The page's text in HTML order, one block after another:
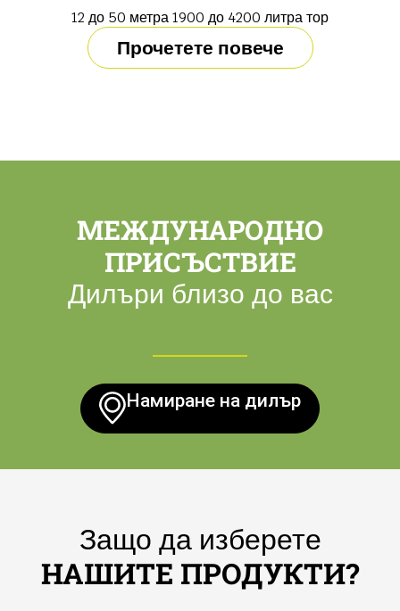
12 до 50 метра 1900 до 4200 литра тор
Прочетете повече
МЕЖДУНАРОДНО
ПРИСЪСТВИЕ
Дилъри близо до вас
Намиране на дилър
Защо да изберете
НАШИТЕ ПРОДУКТИ?